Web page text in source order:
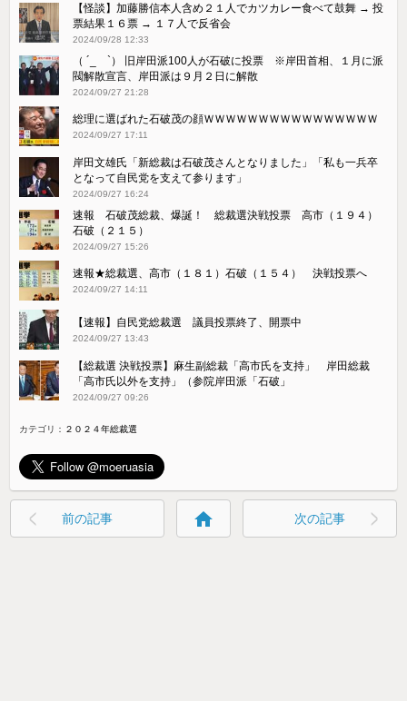
【怪談】加藤勝信本人含め２１人でカツカレー食べて鼓舞 → 投
票結果１６票 → １７人で反省会
2024/09/28 12:33
（ ´_ゝ`） 旧岸田派100人が石破に投票 ※岸田首相、１月に派
閥解散宣言、岸田派は９月２日に解散
2024/09/27 21:28
総理に選ばれた石破茂の顔ＷＷＷＷＷＷＷＷＷＷＷＷＷＷＷＷ
2024/09/27 17:11
岸田文雄氏「新総裁は石破茂さんとなりました」「私も一兵卒
となって自民党を支えて参ります」
2024/09/27 16:24
速報 石破茂総裁、爆誕！ 総裁選決戦投票 高市（１９４）
石破（２１５）
2024/09/27 15:26
速報★総裁選、高市（１８１）石破（１５４） 決戦投票へ
2024/09/27 14:11
【速報】自民党総裁選 議員投票終了、開票中
2024/09/27 13:43
【総裁選 決戦投票】麻生副総裁「高市氏を支持」 岸田総裁
「高市氏以外を支持」（参院岸田派「石破」
2024/09/27 09:26
カテゴリ： ２０２４年総裁選
前の記事 home 次の記事